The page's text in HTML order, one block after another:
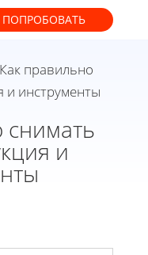
ПОПРОБОВАТЬ
правильно
и инструменты
снимать
и